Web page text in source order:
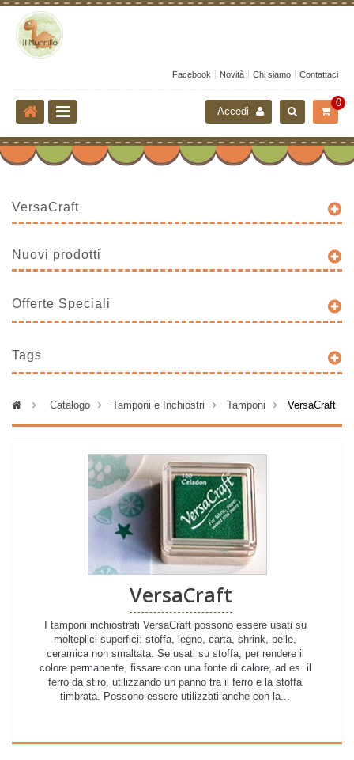
Facebook Novità Chi siamo Contattaci
0
Accedi
VersaCraft
Nuovi prodotti
Offerte Speciali
Tags
> Catalogo > Tamponi e Inchiostri > Tamponi > VersaCraft
VersaCraft
I tamponi inchiostrati VersaCraft possono essere usati su
molteplici superfici: stoffa, legno, carta, shrink, pelle,
ceramica non smaltata. Se usati su stoffa, per rendere il
colore permanente, fissare con una fonte di calore, ad es. il
ferro da stiro, utilizzando un panno tra il ferro e la stoffa
timbrata. Possono essere utilizzati anche con la...